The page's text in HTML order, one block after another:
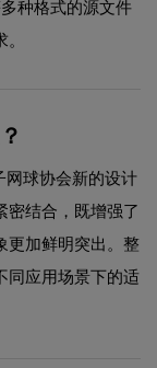
种格式的源文件
网球协会新的设计
密结合，既增强了
更加鲜明突出。整
同应用场景下的适